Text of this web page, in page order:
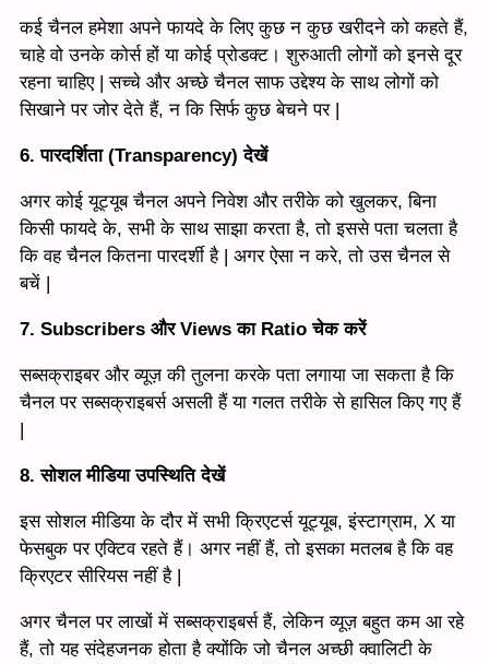
कई चैनल हमेशा अपने फायदे के लिए कुछ न कुछ खरीदने को कहते हैं,
चाहे वो उनके कोर्स हों या कोई प्रोडक्ट। शुरुआती लोगों को इनसे दूर
रहना चाहिए | सच्चे और अच्छे चैनल साफ उद्देश्य के साथ लोगों को
सिखाने पर जोर देते हैं, न कि सिर्फ कुछ बेचने पर |
6. पारदर्शिता (Transparency) देखें
अगर कोई यूट्यूब चैनल अपने निवेश और तरीके को खुलकर, बिना
किसी फायदे के, सभी के साथ साझा करता है, तो इससे पता चलता है
कि वह चैनल कितना पारदर्शी है | अगर ऐसा न करे, तो उस चैनल से
बचें |
7. Subscribers और Views का Ratio चेक करें
सब्सक्राइबर और व्यूज़ की तुलना करके पता लगाया जा सकता है कि
चैनल पर सब्सक्राइबर्स असली हैं या गलत तरीके से हासिल किए गए हैं
|
8. सोशल मीडिया उपस्थिति देखें
इस सोशल मीडिया के दौर में सभी क्रिएटर्स यूट्यूब, इंस्टाग्राम, X या
फेसबुक पर एक्टिव रहते हैं। अगर नहीं हैं, तो इसका मतलब है कि वह
क्रिएटर सीरियस नहीं है |
अगर चैनल पर लाखों में सब्सक्राइबर्स हैं, लेकिन व्यूज़ बहुत कम आ रहे
हैं, तो यह संदेहजनक होता है क्योंकि जो चैनल अच्छी क्वालिटी के